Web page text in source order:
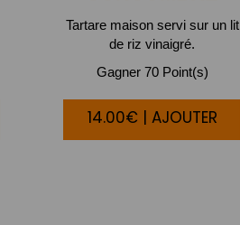
Tartare maison servi sur un lit
de riz vinaigré.
Gagner 70 Point(s)
14.00€ | AJOUTER